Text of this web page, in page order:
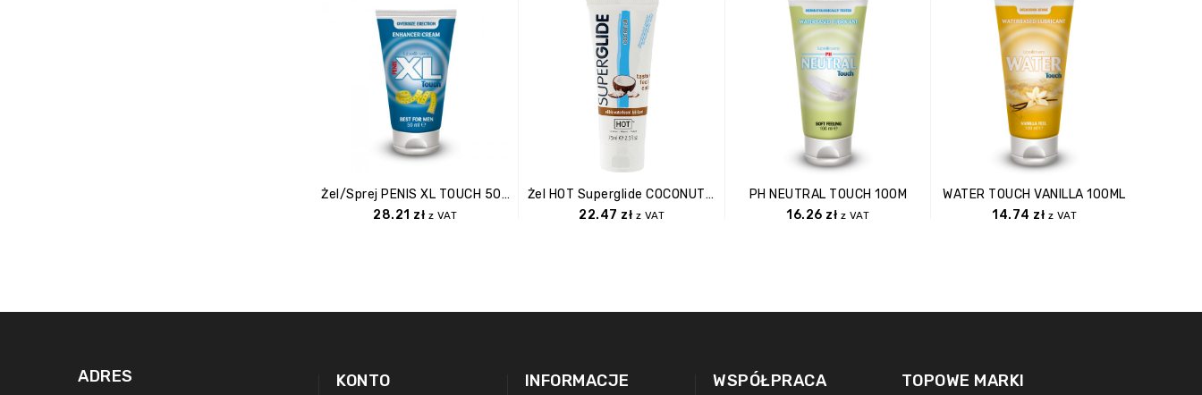
Żel/sprej PENIS XL TOUCH 50ML
28.21 zł z VAT
Żel HOT Superglide COCONUT 75ml Edible Lubricant Waterbased
22.47 zł z VAT
PH NEUTRAL TOUCH 100M
16.26 zł z VAT
WATER TOUCH VANILLA 100ML
14.74 zł z VAT
ADRES KONTO INFORMACJE WSPÓŁPRACA TOPOWE MARKI